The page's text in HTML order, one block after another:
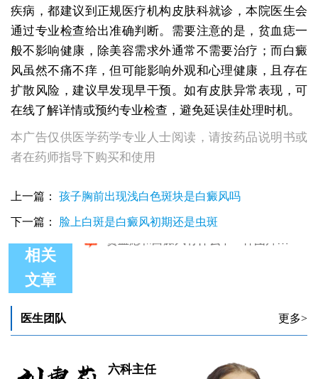
疾病，都建议到正规医疗机构皮肤科就诊，本院医生会
通过专业检查给出准确判断。需要注意的是，贫血痣一
般不影响健康，除美容需求外通常不需要治疗；而白癜
风虽然不痛不痒，但可能影响外观和心理健康，且存在
扩散风险，建议早发现早干预。如有皮肤异常表现，可
在线了解详情或预约专业检查，避免延误佳处理时机。
本广告仅供医学药学专业人士阅读，请按药品说明书或
者在药师指导下购买和使用
上一篇： 孩子胸前出现浅白色斑块是白癜风吗
下一篇： 脸上白斑是白癜风初期还是虫斑
相关
文章
贫血痣和白癜风图片对比
贫血痣和白癜风有什么不一样图片对比
医生团队 更多>
六科主任